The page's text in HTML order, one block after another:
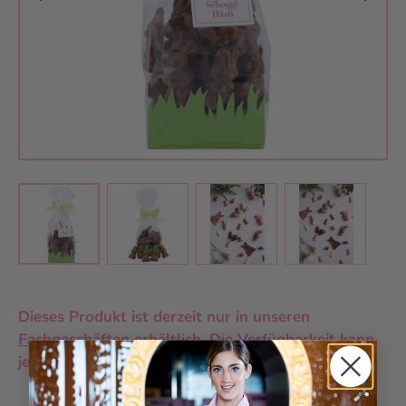
View larger imageView larger imageView larger
Dieses Produkt ist derzeit nur in unseren
Fachgeschäftenerhältlich. Die Verfügbarkeit kann
je nach Standort variieren.